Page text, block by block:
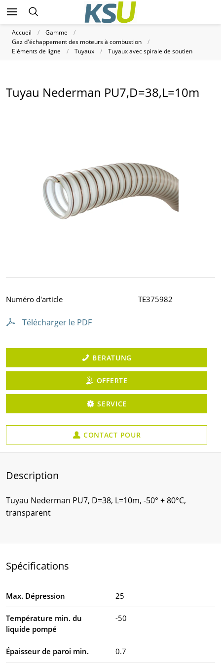
Accueil
Gamme
Gaz d'échappement des moteurs à combustion
Eléments de ligne
Tuyaux Tuyaux avec spirale de soutien
Tuyau Nederman PU7,D=38,L=10m
Télécharger le PDF
BERATUNG
OFFERTE
SERVICE
CONTACT POUR
Numéro d'article TE375982
Description
Tuyau Nederman PU7, D=38, L=10m, -50° + 80°C,
transparent
Spécifications
Max. Dépression 25
Température min. du
liquide pompé
-50
Épaisseur de paroi min. 0.7